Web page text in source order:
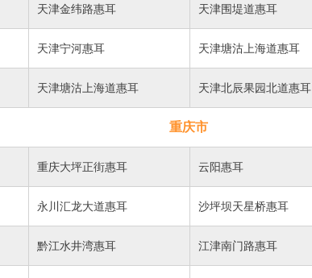
天津金纬路惠耳 天津围堤道惠耳
天津宁河惠耳 天津塘沽上海道惠耳
天津塘沽上海道惠耳 天津北辰果园北道惠耳
重庆市
重庆大坪正街惠耳 云阳惠耳
永川汇龙大道惠耳 沙坪坝天星桥惠耳
黔江水井湾惠耳 江津南门路惠耳